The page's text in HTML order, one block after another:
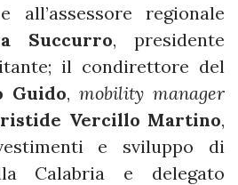
all’assessore regionale
Succurro, presidente
il condirettore del
Guido, mobility manager
Vercillo Martino,
e sviluppo di
Calabria e delegato